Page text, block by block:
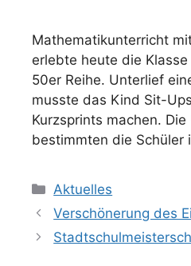
Mathematikunterricht
erlebte heute die
50er Reihe. Unterlief
musste das Kind Sit-
Kurzsprints machen. Die
bestimmten die Schüler
Kategorien
Aktuelles
Verschönerung des